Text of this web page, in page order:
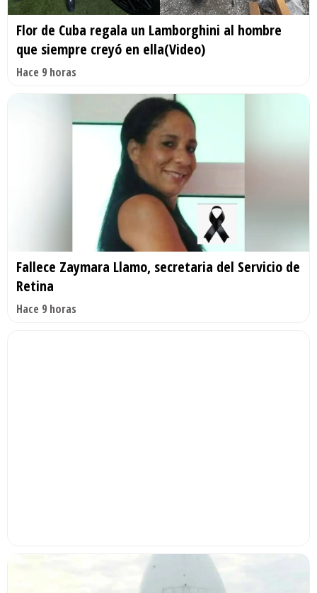
Flor de Cuba regala un Lamborghini al hombre
que siempre creyó en ella(Video)
Hace 9 horas
Fallece Zaymara Llamo, secretaria del Servicio de
Retina
Hace 9 horas